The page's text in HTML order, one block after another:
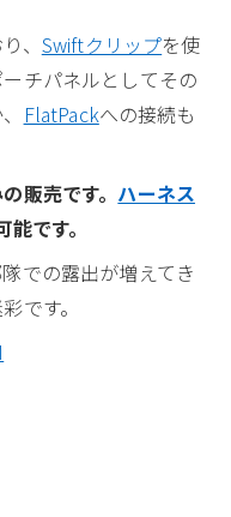
、 Swiftクリップを使
チパネルとしてその
FlatPackへの接続も
販売です。 ハーネス
です。
での露出が増えてき
です。